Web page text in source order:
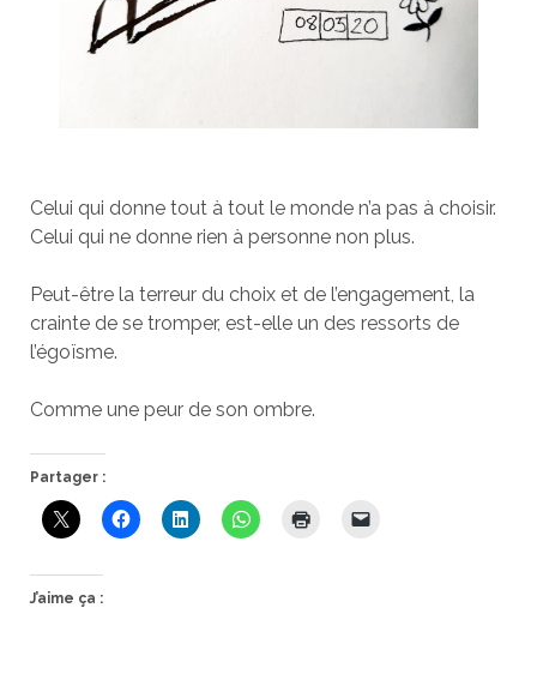
Celui qui donne tout à tout le monde n’a pas à choisir.
Celui qui ne donne rien à personne non plus.
Peut-être la terreur du choix et de l’engagement, la
crainte de se tromper, est-elle un des ressorts de
l’égoïsme.
Comme une peur de son ombre.
Partager :
J’aime ça :